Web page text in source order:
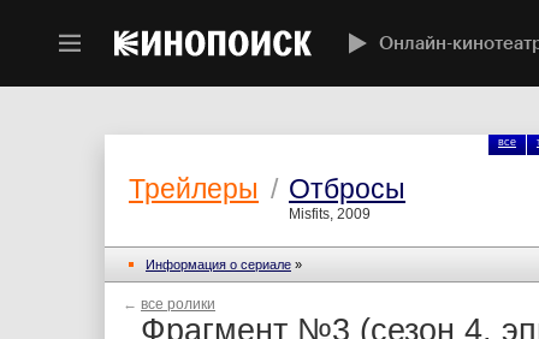
Онлайн-
все
Трейлеры / Отбросы
Misfits, 2009
Информация о сериале »
← все ролики
Фрагмент №3 (сезон 4,